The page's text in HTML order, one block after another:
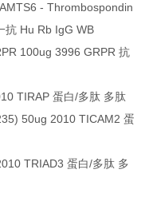
- Thrombospondin
抗 Hu Rb IgG WB
100ug 3996 GRPR 抗
TIRAP 蛋白/多肽 多肽
50ug 2010 TICAM2 蛋
TRIAD3 蛋白/多肽 多